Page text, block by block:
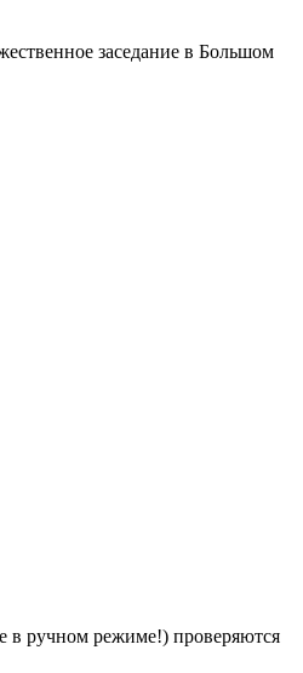
заседание в Большом
в ручном режиме!) проверяются